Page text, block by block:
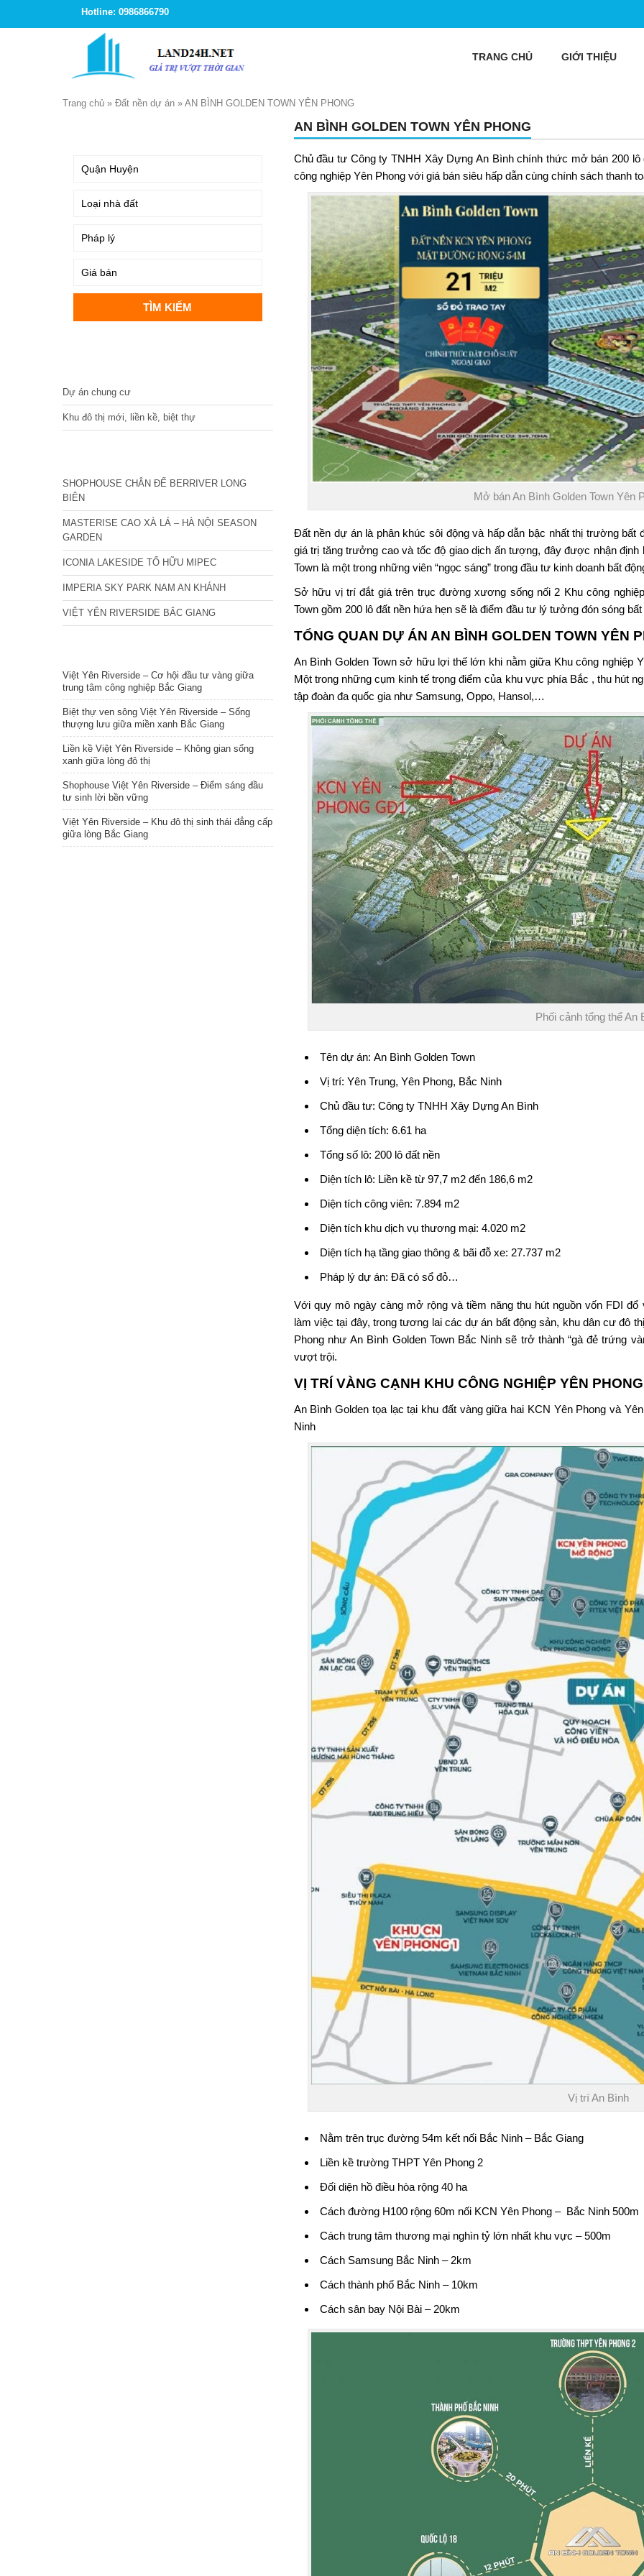
Hotline: 0986866790
TRANG CHỦ GIỚI THIỆU
Trang chủ » Đất nền dự án » AN BÌNH GOLDEN TOWN YÊN PHONG
AN BÌNH GOLDEN TOWN YÊN PHONG
Chủ đầu tư Công ty TNHH Xây Dựng An Bình chính thức mở bán 200 lô
công nghiệp Yên Phong với giá bán siêu hấp dẫn cùng chính sách thanh
Mở bán An Bình Golden Town Yên
Đất nền dự án là phân khúc sôi động và hấp dẫn bậc nhất thị trường bất
giá trị tăng trưởng cao và tốc độ giao dịch ấn tượng, đây được nhận
Town là một trong những viên “ngọc sáng” trong đầu tư kinh doanh bất
Sở hữu vị trí đắt giá trên trục đường xương sống nối 2 Khu công
Town gồm 200 lô đất nền hứa hẹn sẽ là điểm đầu tư lý tưởng đón sóng
TỔNG QUAN DỰ ÁN AN BÌNH GOLDEN TOWN YÊN
An Bình Golden Town sở hữu lợi thế lớn khi nằm giữa Khu công nghiệp
Một trong những cụm kinh tế trọng điểm của khu vực phía Bắc , thu hút
tập đoàn đa quốc gia như Samsung, Oppo, Hansol,…
Phối cảnh tổng thể An
Tên dự án: An Bình Golden Town
Vị trí: Yên Trung, Yên Phong, Bắc Ninh
Chủ đầu tư: Công ty TNHH Xây Dựng An Bình
Tổng diện tích: 6.61 ha
Tổng số lô: 200 lô đất nền
Diện tích lô: Liền kề từ 97,7 m2 đến 186,6 m2
Diện tích công viên: 7.894 m2
Diện tích khu dịch vụ thương mại: 4.020 m2
Diện tích hạ tầng giao thông & bãi đỗ xe: 27.737 m2
Pháp lý dự án: Đã có sổ đỏ…
Với quy mô ngày càng mở rộng và tiềm năng thu hút nguồn vốn FDI
làm việc tại đây, trong tương lai các dự án bất động sản, khu dân cư đô
Phong như An Bình Golden Town Bắc Ninh sẽ trở thành “gà đẻ trứng
vượt trội.
VỊ TRÍ VÀNG CẠNH KHU CÔNG NGHIỆP YÊN PHONG
An Bình Golden tọa lạc tại khu đất vàng giữa hai KCN Yên Phong và
Ninh
Vị trí An Bình
Nằm trên trục đường 54m kết nối Bắc Ninh – Bắc Giang
Liền kề trường THPT Yên Phong 2
Đối diện hồ điều hòa rộng 40 ha
Cách đường H100 rộng 60m nối KCN Yên Phong – Bắc Ninh 500m
Cách trung tâm thương mại nghìn tỷ lớn nhất khu vực – 500m
Cách Samsung Bắc Ninh – 2km
Cách thành phố Bắc Ninh – 10km
Cách sân bay Nội Bài – 20km
Dự án chung cư
Khu đô thị mới, liền kề, biệt thự
SHOPHOUSE CHÂN ĐẾ BERRIVER LONG
BIÊN
MASTERISE CAO XÀ LÁ – HÀ NỘI SEASON
GARDEN
ICONIA LAKESIDE TỐ HỮU MIPEC
IMPERIA SKY PARK NAM AN KHÁNH
VIỆT YÊN RIVERSIDE BẮC GIANG
Việt Yên Riverside – Cơ hội đầu tư vàng giữa
trung tâm công nghiệp Bắc Giang
Biệt thự ven sông Việt Yên Riverside – Sống
thượng lưu giữa miền xanh Bắc Giang
Liền kề Việt Yên Riverside – Không gian sống
xanh giữa lòng đô thị
Shophouse Việt Yên Riverside – Điểm sáng đầu
tư sinh lời bền vững
Việt Yên Riverside – Khu đô thị sinh thái đẳng cấp
giữa lòng Bắc Giang